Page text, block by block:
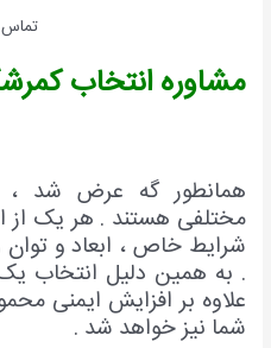
تماس با ما
انتخاب
گه عرض شد ،
هستند . هر یک از این
خاص ، ابعاد و توان
به همین دلیل انتخاب یک
بر افزایش ایمنی
نیز خواهد شد .